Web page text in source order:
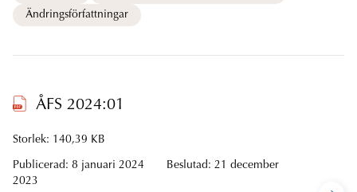
Ändringsförfattningar
ÅFS 2024:01
Storlek: 140,39 KB
Publicerad: 8 januari 2024 Beslutad: 21 december
2023